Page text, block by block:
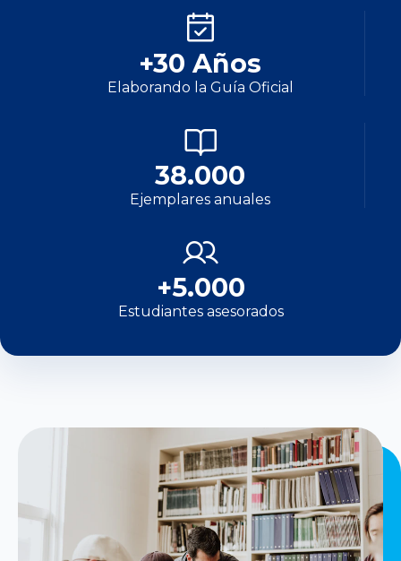
+30 Años
Elaborando la Guía Oficial
38.000
Ejemplares anuales
+5.000
Estudiantes asesorados